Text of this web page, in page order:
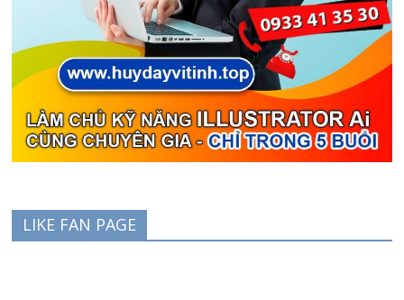
LIKE FAN PAGE